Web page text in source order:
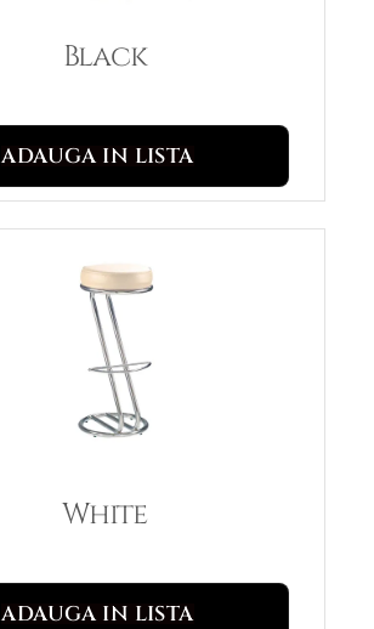
Black
ADAUGA IN LISTA
White
ADAUGA IN LISTA